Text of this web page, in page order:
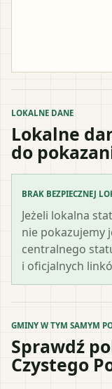
LOKALNE DANE
Lokalne
do
BRAK BEZPIECZNEJ
Jeżeli lokalna
nie pokazujemy
centralnego
i oficjalnych
GMINY W TYM SAMYM
Sprawdź
Czystego